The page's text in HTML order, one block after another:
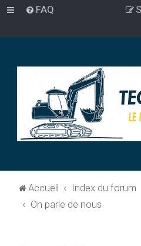
FAQ
Accueil Index du forum
On parle de nous